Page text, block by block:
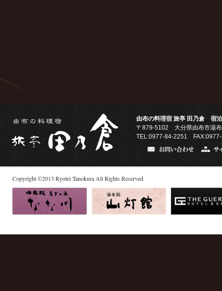
由布の料理宿 旅亭 田乃倉 宿
〒879-5102 大分県由布市湯
TEL:0977-84-2251
Copyright©2013 Ryotei Tanokura All Rights Reserved.